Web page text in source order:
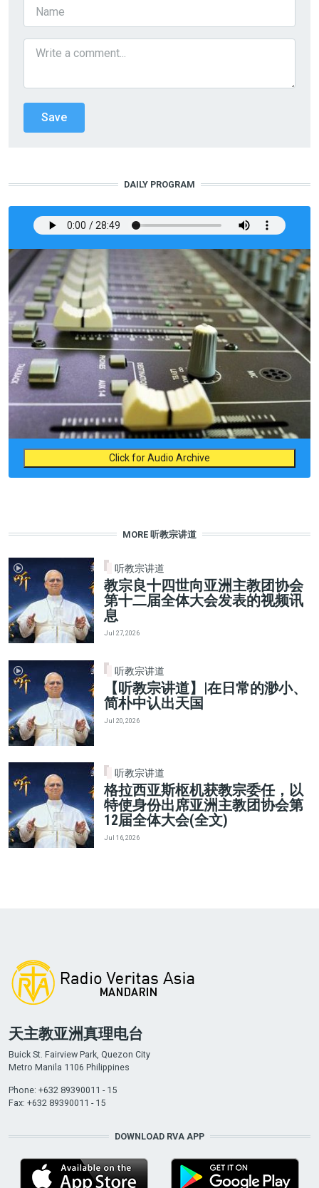
DAILY PROGRAM
Click for Audio Archive
MORE 听教宗讲道
听教宗讲道
教宗良十四世向亚洲主教团协会
第十二届全体大会发表的视频讯
息
Jul 27, 2026
听教宗讲道
【听教宗讲道】|在日常的渺小、
简朴中认出天国
Jul 20, 2026
听教宗讲道
格拉西亚斯枢机获教宗委任，以
特使身份出席亚洲主教团协会第
12届全体大会(全文)
Jul 16, 2026
天主教亚洲真理电台
Buick St. Fairview Park, Quezon City
Metro Manila 1106 Philippines
Phone: +632 89390011 - 15
Fax: +632 89390011 - 15
DOWNLOAD RVA APP